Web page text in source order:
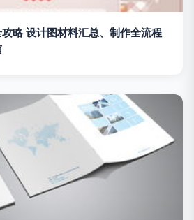
攻略 设计图材料汇总、制作全流程